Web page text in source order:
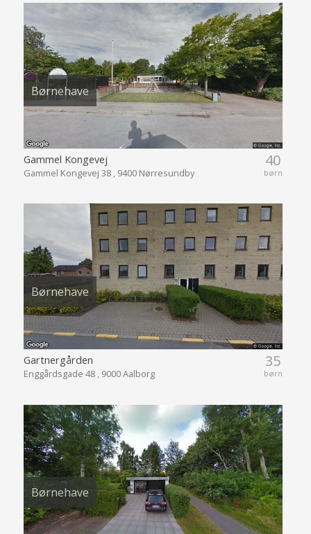
Børnehave
40
børn
Gammel Kongevej
Gammel Kongevej 38 , 9400 Nørresundby
Børnehave
35
børn
Gartnergården
Enggårdsgade 48 , 9000 Aalborg
Børnehave